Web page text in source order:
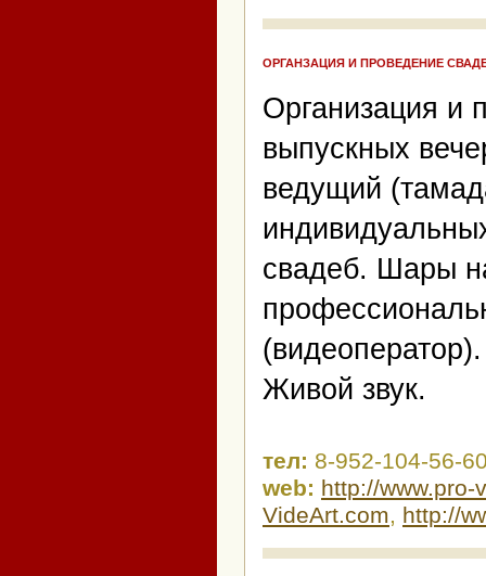
ОРГАНЗАЦИЯ И ПРОВЕДЕНИЕ
Организация и
выпускных
ведущий
свадеб. Шары
Живой звук.
тел: 8-952-104-56-
web: http://www.pro-
VideArt.com, http://